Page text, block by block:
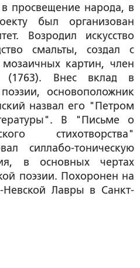
просвещение народа, в
был организован
Возродил искусство
смальты, создал с
картин, член
(1763). Внес вклад в
основоположник
назвал его "Петром
В "Письме о
стихотворства"
силлабо-тоническую
в основных чертах
поэзии. Похоронен на
Невской Лавры в Санкт-